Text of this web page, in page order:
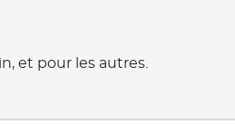
et pour les autres.